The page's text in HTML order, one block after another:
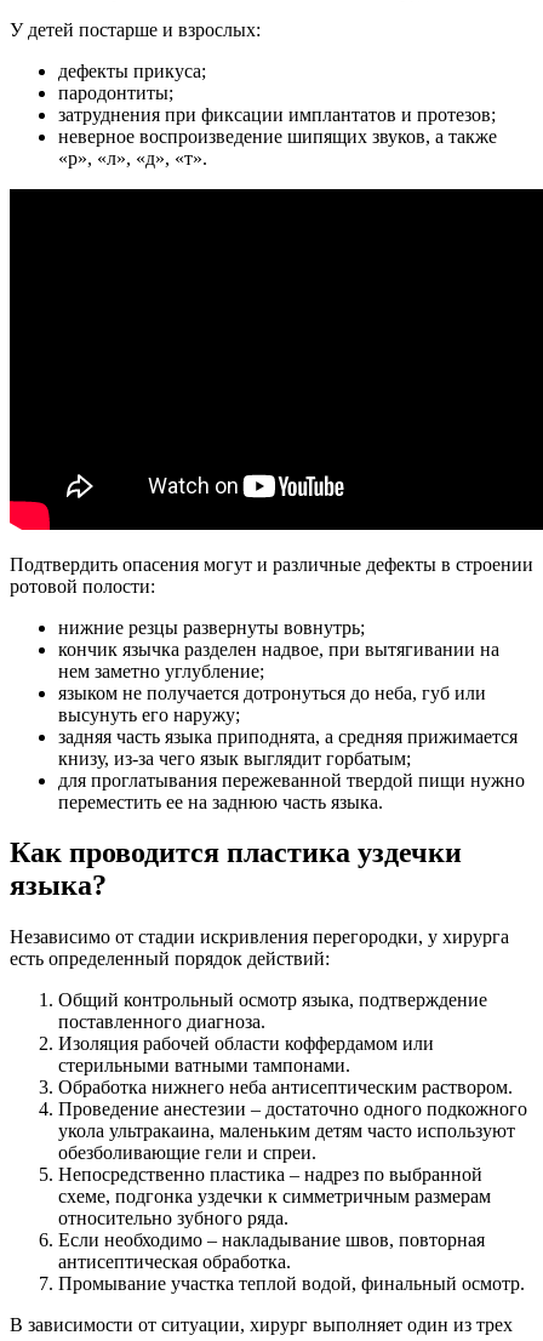
У детей постарше и взрослых:
дефекты прикуса;
пародонтиты;
затруднения при фиксации имплантатов и протезов;
неверное воспроизведение шипящих звуков, а также
«р», «л», «д», «т».
Подтвердить опасения могут и различные дефекты в строении
ротовой полости:
нижние резцы развернуты вовнутрь;
кончик язычка разделен надвое, при вытягивании на
нем заметно углубление;
языком не получается дотронуться до неба, губ или
высунуть его наружу;
задняя часть языка приподнята, а средняя прижимается
книзу, из-за чего язык выглядит горбатым;
для проглатывания пережеванной твердой пищи нужно
переместить ее на заднюю часть языка.
Как проводится пластика уздечки
языка?
Независимо от стадии искривления перегородки, у хирурга
есть определенный порядок действий:
Общий контрольный осмотр языка, подтверждение
поставленного диагноза.
Изоляция рабочей области коффердамом или
стерильными ватными тампонами.
Обработка нижнего неба антисептическим раствором.
Проведение анестезии – достаточно одного подкожного
укола ультракаина, маленьким детям часто используют
обезболивающие гели и спреи.
Непосредственно пластика – надрез по выбранной
схеме, подгонка уздечки к симметричным размерам
относительно зубного ряда.
Если необходимо – накладывание швов, повторная
антисептическая обработка.
Промывание участка теплой водой, финальный осмотр.
В зависимости от ситуации, хирург выполняет один из трех